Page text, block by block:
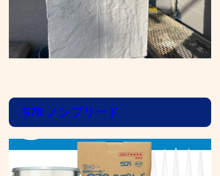
S70 ノンブリード